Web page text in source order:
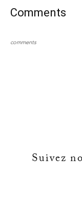
Comments
comments
Suivez